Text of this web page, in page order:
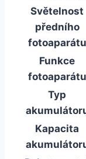
Světelnost
předního
fotoaparátu
Funkce
fotoaparátu
Typ
Kapacita